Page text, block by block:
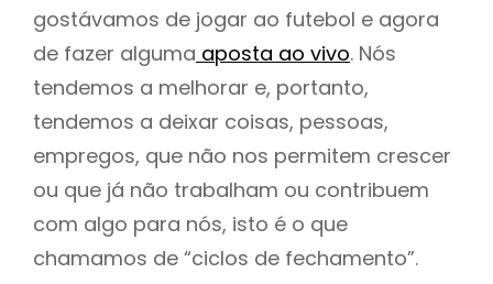
gostávamos de jogar ao futebol e agora
de fazer alguma aposta ao vivo. Nós
tendemos a melhorar e, portanto,
tendemos a deixar coisas, pessoas,
empregos, que não nos permitem crescer
ou que já não trabalham ou contribuem
com algo para nós, isto é o que
chamamos de “ciclos de fechamento”.